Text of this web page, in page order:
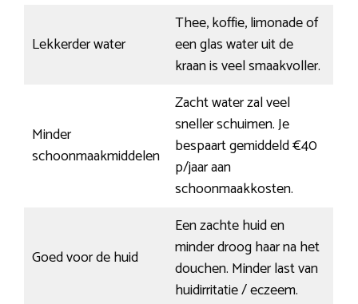
Lekkerder water
Thee, koffie, limonade of
een glas water uit de
kraan is veel smaakvoller.
Minder
schoonmaakmiddelen
Zacht water zal veel
sneller schuimen. Je
bespaart gemiddeld €40
p/jaar aan
schoonmaakkosten.
Goed voor de huid
Een zachte huid en
minder droog haar na het
douchen. Minder last van
huidirritatie / eczeem.